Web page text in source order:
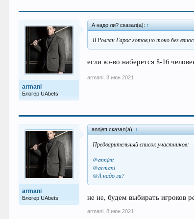
armani
Блогер UAbets
А надо ли? сказал(а): ↑
В Роллан Гарос готов,но токо без
если ко-во наберется 8-16
armani 8 июн 2021
armani
Блогер UAbets
annjett сказал(а): ↑
Предварительный список участников:
@annjett
@armani
@А надо ли?
не не, будем выбирать игроков
armani 8 июн 2021